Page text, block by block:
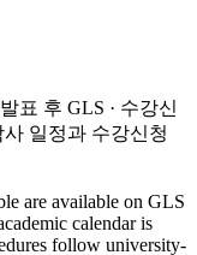
표 후 GLS · 수강신
일정과 수강신청
are available on GLS
calendar is
follow university-